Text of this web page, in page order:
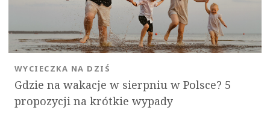
Gdzie na wakacje w sierpniu w Polsce? 5
propozycji na krótkie wypady
WYCIECZKA NA DZIŚ